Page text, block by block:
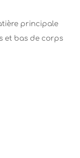
principale
et bas de corps